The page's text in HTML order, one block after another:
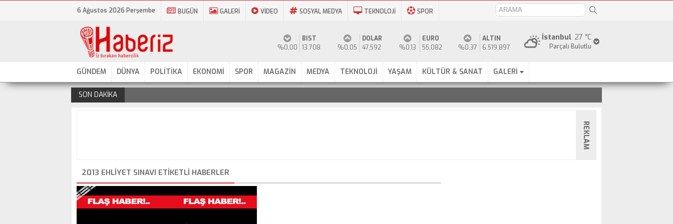
6 Ağustos 2026 Perşembe BUGÜN GALERİ VİDEO SOSYAL MEDYA TEKNOLOJİ SPOR
27 °C
İstanbul
Parçalı Bulutlu
%0,00
BIST
13.708
%0,05
DOLAR
47,592
%0,13
EURO
55,082
%0,37
ALTIN
6.519,897
GÜNDEM DÜNYA POLİTİKA EKONOMİ SPOR MAGAZİN MEDYA TEKNOLOJİ YAŞAM KÜLTÜR & SANAT GALERİ
SON DAKİKA
REKLAM
2013 EHLIYET SINAVI ETIKETLI HABERLER